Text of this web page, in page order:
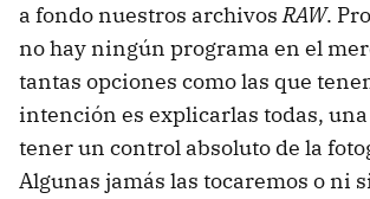
a fondo nuestros archivosRAW.
no hay ningún programa en el
tantas opciones como las que
intención es explicarlas todas,
tener un control absoluto de la
Algunas jamás las tocaremos o ni